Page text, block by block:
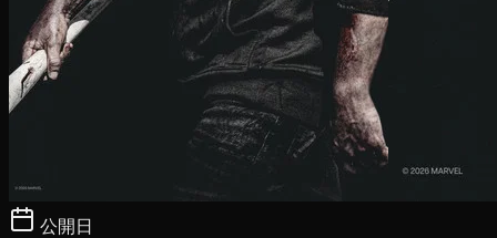
公開日